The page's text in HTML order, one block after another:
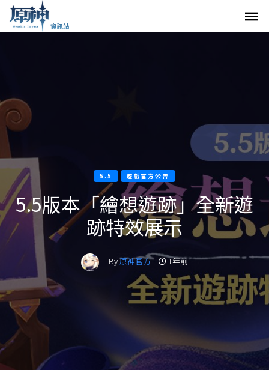
5.5 遊戲官方公告
5.5版本「繪想遊跡」全新遊
跡特效展示
By原神官方- 1年前